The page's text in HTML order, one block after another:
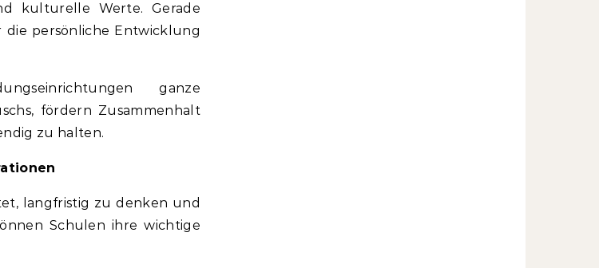
kulturelle Werte. Gerade
die persönliche Entwicklung
ganze
fördern Zusammenhalt
zu halten.
langfristig zu denken und
Schulen ihre wichtige